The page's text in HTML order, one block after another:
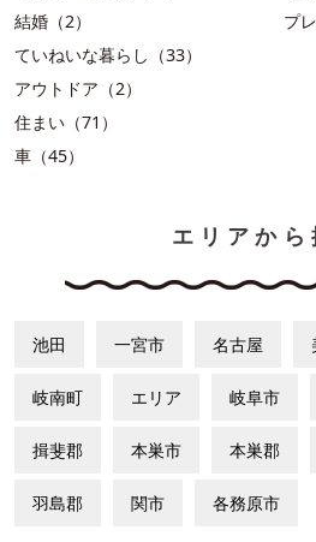
結婚（2）
ていねいな暮らし（33）
アウトドア（2）
住まい（71）
車（45）
プ
エリアから
池田 一宮市 名古屋
岐南町 エリア 岐阜市
揖斐郡 本巣市 本巣郡
羽島郡 関市 各務原市